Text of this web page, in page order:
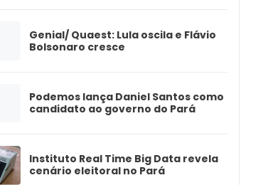
Genial/ Quaest: Lula oscila e Flávio
Bolsonaro cresce
Podemos lança Daniel Santos como
candidato ao governo do Pará
Instituto Real Time Big Data revela
cenário eleitoral no Pará